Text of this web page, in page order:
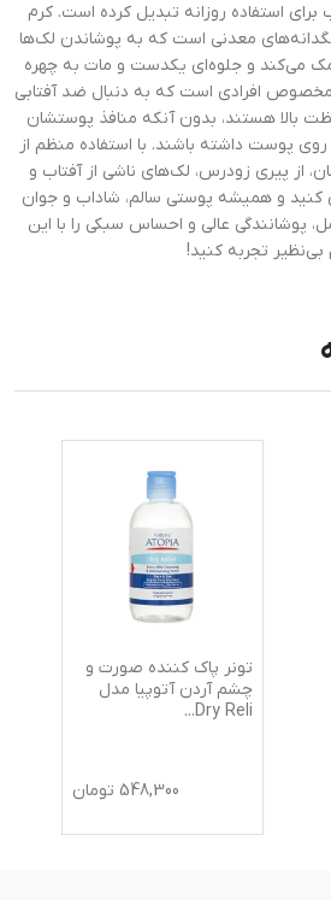
استفاده روزانه تبدیل کرده است. کرم
معدنی است که به پوشاندن لک‌ها
می‌کند و جلوه‌ای یکدست و مات به چهره
افرادی است که به دنبال ضد آفتابی
بالا هستند، بدون آنکه منافذ پوستشان
پوست داشته باشند. با استفاده منظم از
از پیری زودرس، لک‌های ناشی از آفتاب و
و همیشه پوستی سالم، شاداب و جوان
پوشانندگی عالی و احساس سبکی را با این
بی‌نظیر تجربه کنید!
تونر پاک کننده صورت و
چشم آردن آتوپیا مدل
Dry Reli
...
548,300 تومان